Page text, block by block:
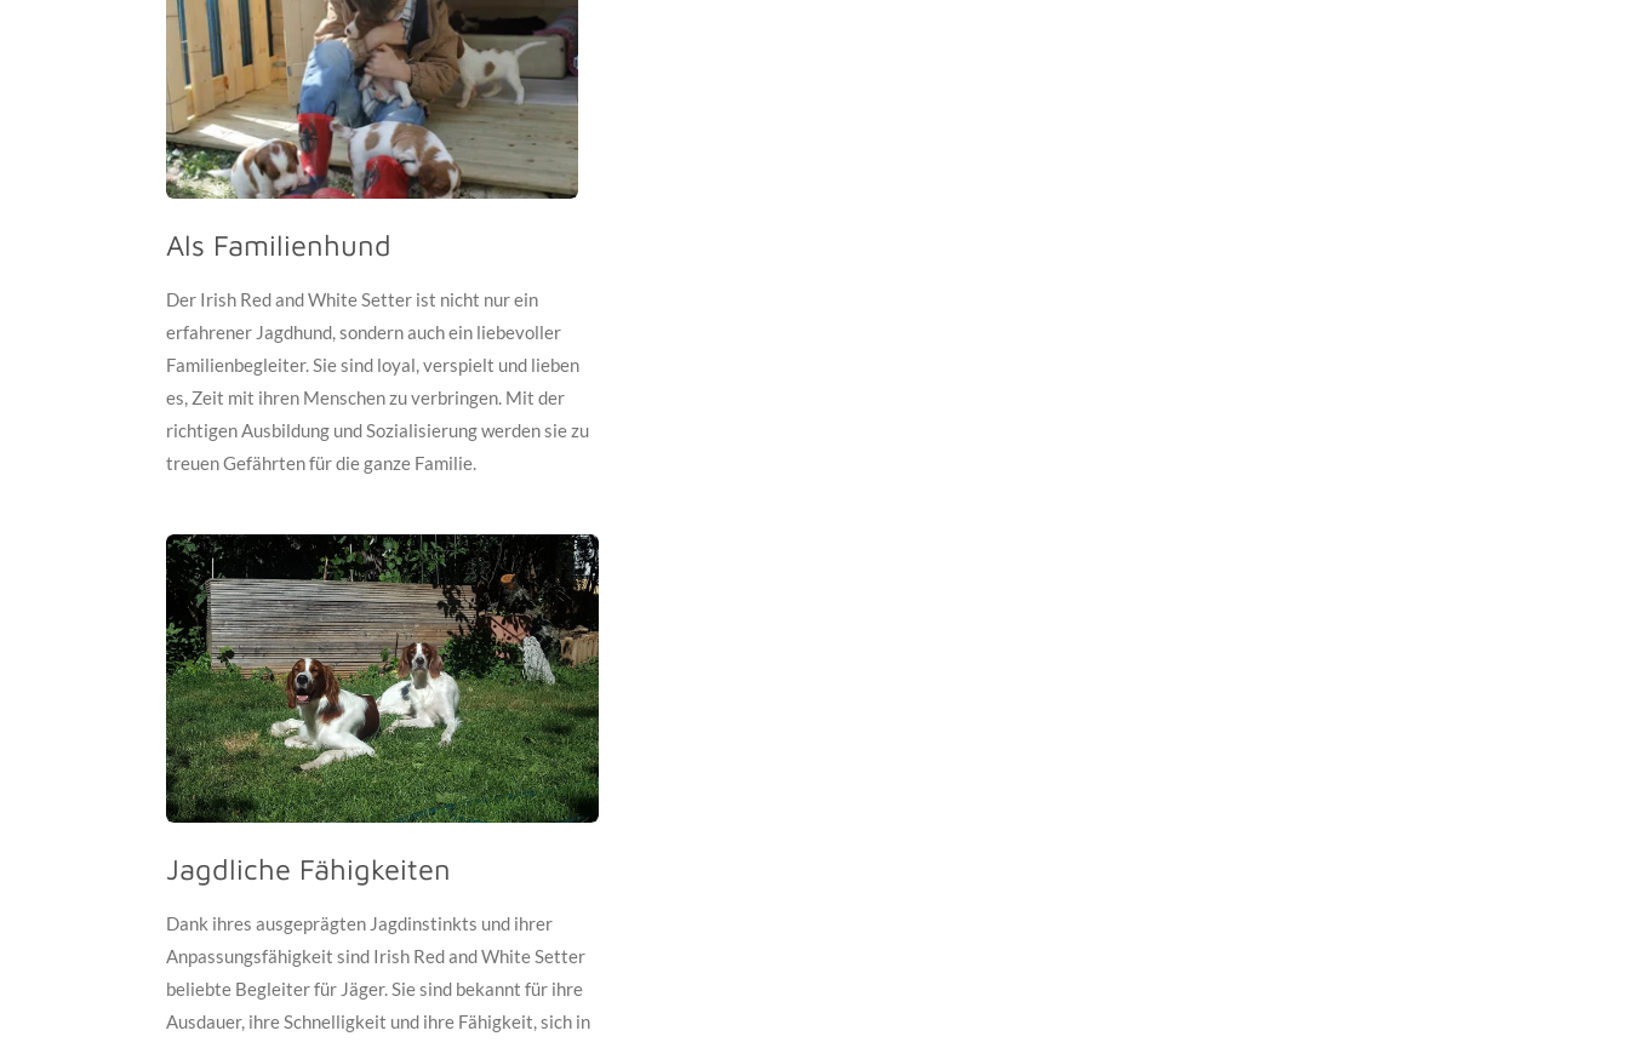
Als Familienhund
Der Irish Red and White Setter ist nicht nur ein
erfahrener Jagdhund, sondern auch ein liebevoller
Familienbegleiter. Sie sind loyal, verspielt und lieben
es, Zeit mit ihren Menschen zu verbringen. Mit der
richtigen Ausbildung und Sozialisierung werden sie zu
treuen Gefährten für die ganze Familie.
Jagdliche Fähigkeiten
Dank ihres ausgeprägten Jagdinstinkts und ihrer
Anpassungsfähigkeit sind Irish Red and White Setter
beliebte Begleiter für Jäger. Sie sind bekannt für ihre
Ausdauer, ihre Schnelligkeit und ihre Fähigkeit, sich in